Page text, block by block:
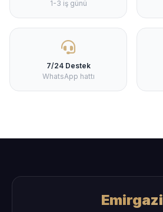
1-3 iş günü
7/24 Destek
WhatsApp hattı
Emirgazi